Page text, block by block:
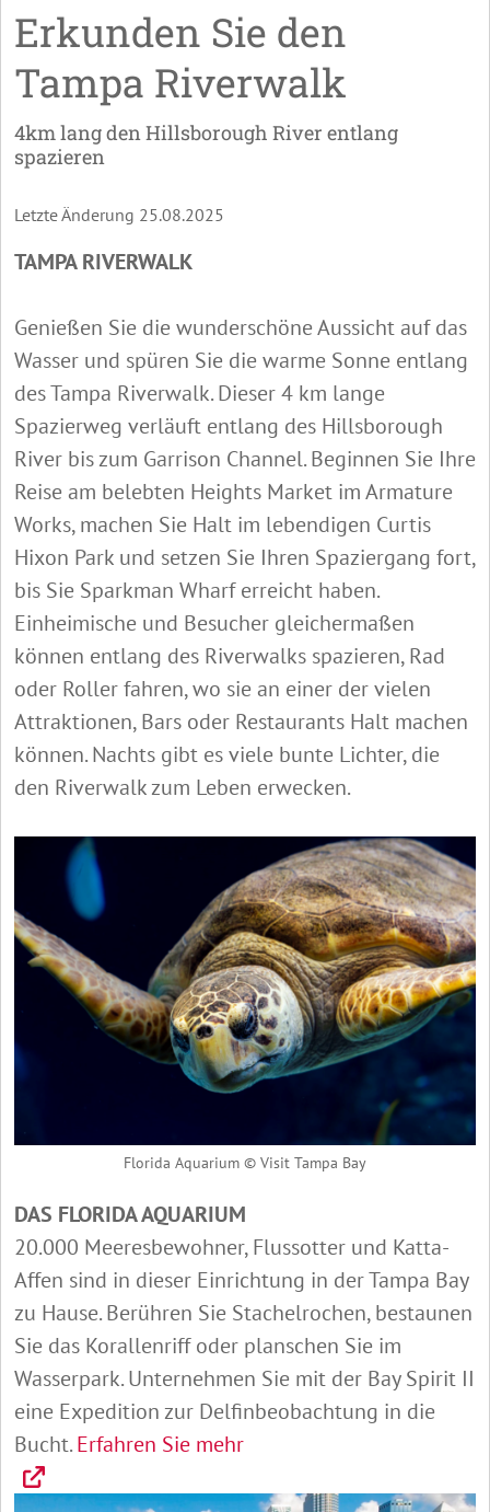
Erkunden Sie den
Tampa Riverwalk
4km lang den Hillsborough River entlang
spazieren
Letzte Änderung 25.08.2025
TAMPA RIVERWALK
Genießen Sie die wunderschöne Aussicht auf das
Wasser und spüren Sie die warme Sonne entlang
des Tampa Riverwalk. Dieser 4 km lange
Spazierweg verläuft entlang des Hillsborough
River bis zum Garrison Channel. Beginnen Sie Ihre
Reise am belebten Heights Market im Armature
Works, machen Sie Halt im lebendigen Curtis
Hixon Park und setzen Sie Ihren Spaziergang fort,
bis Sie Sparkman Wharf erreicht haben.
Einheimische und Besucher gleichermaßen
können entlang des Riverwalks spazieren, Rad
oder Roller fahren, wo sie an einer der vielen
Attraktionen, Bars oder Restaurants Halt machen
können. Nachts gibt es viele bunte Lichter, die
den Riverwalk zum Leben erwecken.
Florida Aquarium © Visit Tampa Bay
DAS FLORIDA AQUARIUM
20.000 Meeresbewohner, Flussotter und Katta-
Affen sind in dieser Einrichtung in der Tampa Bay
zu Hause. Berühren Sie Stachelrochen, bestaunen
Sie das Korallenriff oder planschen Sie im
Wasserpark. Unternehmen Sie mit der Bay Spirit II
eine Expedition zur Delfinbeobachtung in die
Bucht.Erfahren Sie mehr